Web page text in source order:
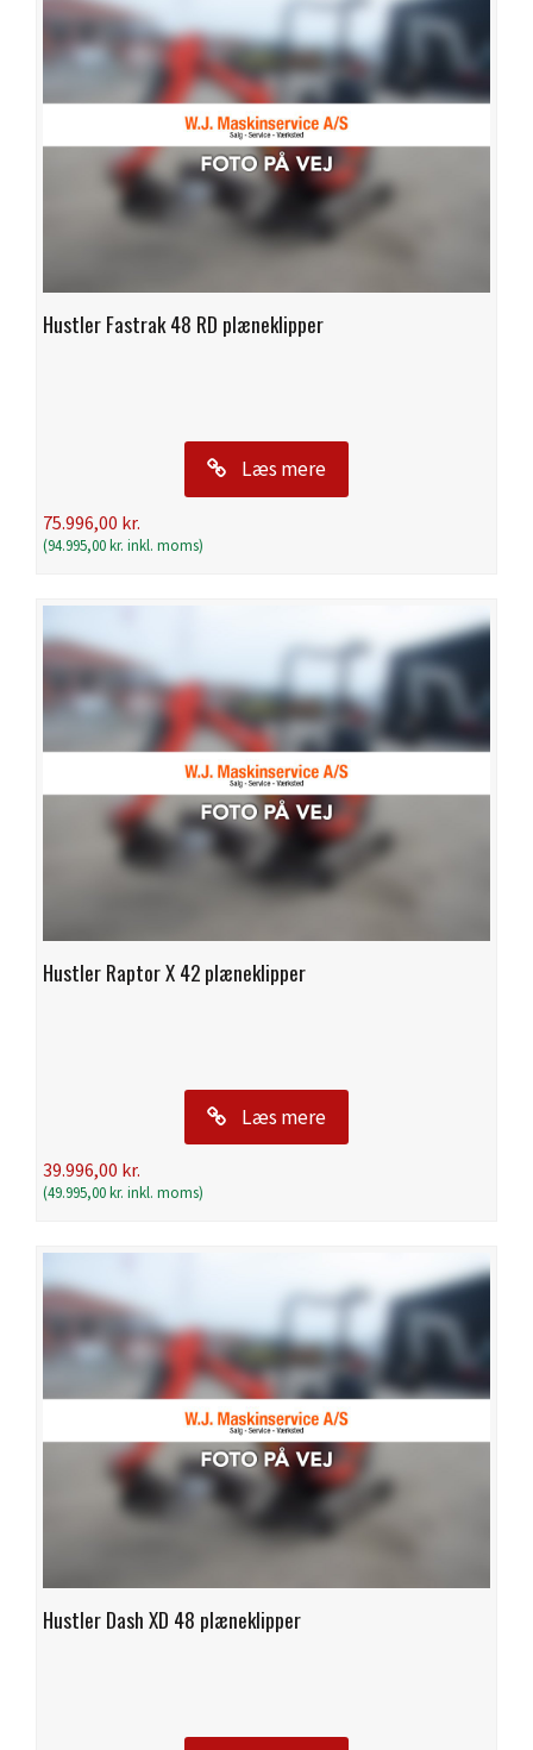
Hustler Fastrak 48 RD plæneklipper
Læs mere
75.996,00 kr.
(94.995,00kr. inkl. moms)
Hustler Raptor X 42 plæneklipper
Læs mere
39.996,00 kr.
(49.995,00kr. inkl. moms)
Hustler Dash XD 48 plæneklipper